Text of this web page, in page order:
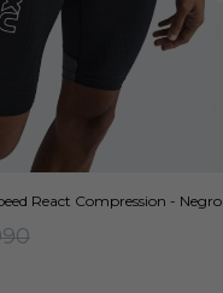
React Compression - Negro